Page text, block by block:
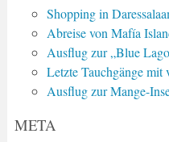
Shopping in
Abreise von Mafía
Ausflug zur „Blue
Letzte Tauchgänge mit
Ausflug zur Mange-
META